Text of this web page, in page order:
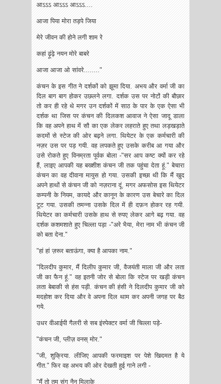
आऽऽऽ आऽऽऽ आऽऽऽ....
आजा पिया मोरा तड़पे जिया
मेरे जीवन की होने लगी शाम रे
कहां ढ़ूंढ़े नयन मोरे बाबरे
आजा आजा ओ सांवरे........"
कंचन के इस गीत ने दर्शकों को झूमा दिया. अभय और वर्मा जी का
दिल बाग बाग होकर उछलने लगा. दर्शक उस पर नोटों की बौछार
तो कर ही रहे थे मगर उन दर्शकों में साठ के पार के एक ऐसा भी
दर्शक था जिस पर कंचन की दिलकश आवाज ने ऐसा जादू डाला
कि वह अपने हाथ में सौ का एक लेकर लहराते हुए तथा लड़खड़ाते
कदमों से स्टेज की ओर बढ़ने लगा. थियेटर के एक कर्मचारी की
नज़र उस पर पड़ गयी. वह लपकते हुए उसके करीब आ गया और
उसे रोकते हुए विनम्रता पूर्वक बोला -"सर आप कष्ट क्यों कर रहे
हैं, लाइए आपकी यह बख्शीश कंचन जी तक पहुंचा देता हूं." बेचारा
कंचन का वह दीवाना मायुस हो गया. उसकी इच्छा थी कि मैं खुद
अपने हाथों से कंचन जी को नज़राना दूं. मगर अफसोस इस थियेटर
कम्पनी के नियम, कायदे और कानून के कारण उस बेचारे का दिल
टूट गया. उसकी तमन्ना उसके दिल में ही दफ़न होकर रह गयी.
थियेटर का कर्मचारी उसके हाथ से रुपए लेकर आगे बढ़ गया. वह
दर्शक कशमशाते हुए चिल्ला पड़ा -"अरे भैया, मेरा नाम भी कंचन जी
को बता देना."
"हां हां ज़रूर बताऊंगा, क्या है आपका नाम."
"दिलदीप कुमार, मैं दिलीप कुमार जी, वैजयंती माला जी और लता
जी का फैन हूं." वह इतनी जोर से बोला कि स्टेज पर खड़ी कंचन
लता बेबाकी से हंस पड़ी. कंचन की हंसी ने दिलदीप कुमार जी को
मदहोश कर दिया और वे अपना दिल थाम कर अपनी जगह पर बैठ
गये.
उधर वीआईपी गैलरी से सब इंस्पेक्टर वर्मा जी चिल्ला पड़े-
"कंचन जी, प्लीज़ वनस् मोर."
"जी, शुक्रिया. लीजिए आपकी फरमाइश पर पेशे खिदमत है ये
गीत." फिर वह अभय की ओर देखती हुई गाने लगी -
"मैं तो तुम संग नैन मिलाके